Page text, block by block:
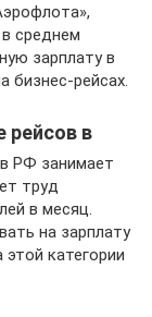
среднем
зарплату в
бизнес-рейсах.
рейсов в
РФ занимает
труд
в месяц.
на зарплату
категории